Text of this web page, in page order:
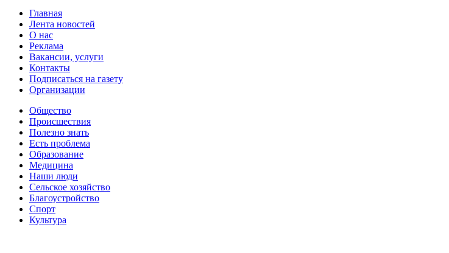
Главная
Лента новостей
О нас
Реклама
Вакансии, услуги
Контакты
Подписаться на газету
Организации
Общество
Происшествия
Полезно знать
Есть проблема
Образование
Медицина
Наши люди
Сельское хозяйство
Благоустройство
Спорт
Культура